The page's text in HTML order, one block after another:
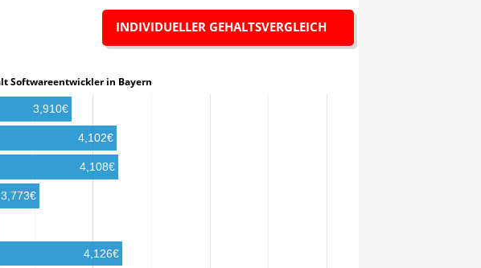
INDIVIDUELLER GEHALTSVERGLEICH
Gehalt Softwareentwickler in Bayern
3,910€
4,102€
4,108€
3,773€
4,126€